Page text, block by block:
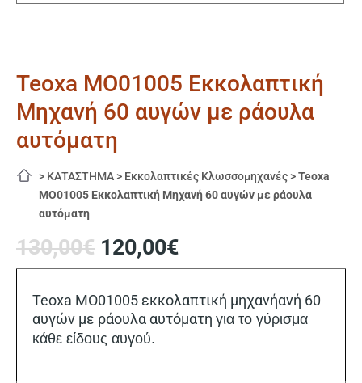
Teoxa MO01005 Εκκολαπτική
Μηχανή 60 αυγών με ράουλα
αυτόματη
> ΚΑΤΑΣΤΗΜΑ > Εκκολαπτικές Κλωσσομηχανές >Teoxa
MO01005 Εκκολαπτική Μηχανή 60 αυγών με ράουλα
αυτόματη
130,00€ Original
price
130,00€.
120,00€Η
τρέχουσα
είναι:
120,00€.
Teoxa MO01005 εκκολαπτική μηχανήανή 60
αυγών με ράουλα αυτόματη για το γύρισμα
κάθε είδους αυγού.